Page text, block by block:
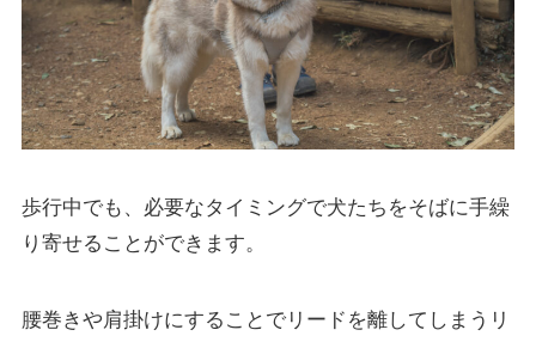
歩行中でも、必要なタイミングで犬たちをそばに手繰
り寄せることができます。
腰巻きや肩掛けにすることでリードを離してしまうリ